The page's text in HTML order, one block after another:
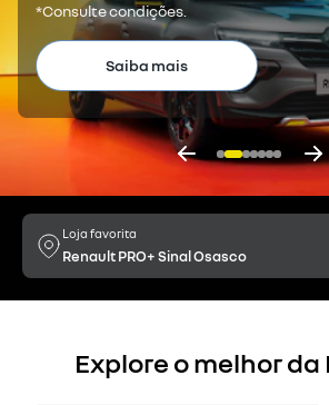
*Consulte condições.
Saiba mais
Previous
Loja favorita
Renault PRO+ Sinal Osasco
Explore o melhor da